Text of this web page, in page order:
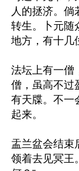
人的拯济。倘
转生。卜元随
地方，有十几
法坛上有一僧
僧，虽高不过
有天牒。不一
起来。
盂兰盆会结束
领着去见冥王